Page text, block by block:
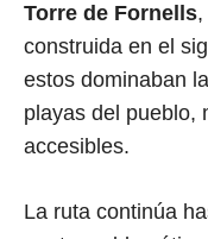
Torre de Fornells
construida en el
estos dominaban
playas del pueblo,
accesibles.
La ruta continúa